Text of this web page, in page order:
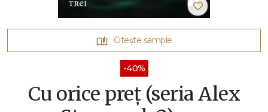
Citește sample
-40%
Cu orice preț (seria Alex